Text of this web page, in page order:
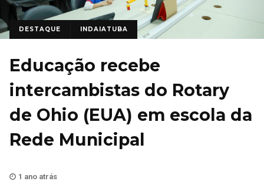
DESTAQUE INDAIATUBA
Educação recebe
intercambistas do Rotary
de Ohio (EUA) em escola da
Rede Municipal
1 ano atrás